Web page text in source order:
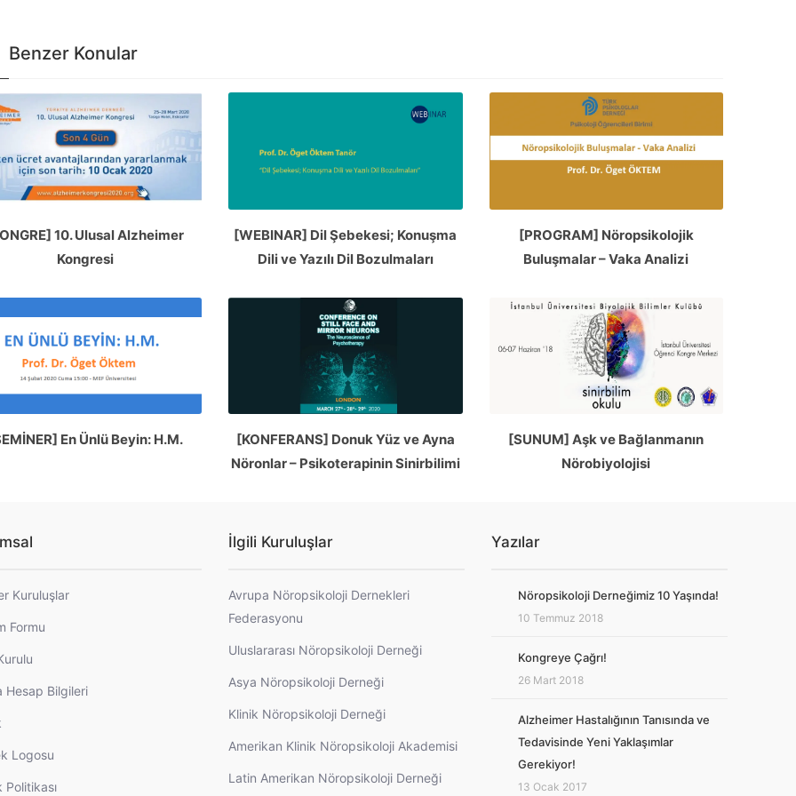
Benzer Konular
10. Ulusal Alzheimer
Kongresi
[WEBINAR] Dil Şebekesi; Konuşma
Dili ve Yazılı Dil Bozulmaları
[PROGRAM] Nöropsikolojik
Buluşmalar – Vaka Analizi
En Ünlü Beyin: H.M.
[KONFERANS] Donuk Yüz ve Ayna
Nöronlar – Psikoterapinin Sinirbilimi
[SUNUM] Aşk ve Bağlanmanın
Nörobiyolojisi
Kuruluşlar
Formu
Hesap Bilgileri
Logosu
Politikası
İlgili Kuruluşlar
Avrupa Nöropsikoloji Dernekleri
Federasyonu
Uluslararası Nöropsikoloji Derneği
Asya Nöropsikoloji Derneği
Klinik Nöropsikoloji Derneği
Amerikan Klinik Nöropsikoloji Akademisi
Latin Amerikan Nöropsikoloji Derneği
Yazılar
Nöropsikoloji Derneğimiz 10 Yaşında!
10 Temmuz 2018
Kongreye Çağrı!
26 Mart 2018
Alzheimer Hastalığının Tanısında ve
Tedavisinde Yeni Yaklaşımlar
Gerekiyor!
13 Ocak 2017